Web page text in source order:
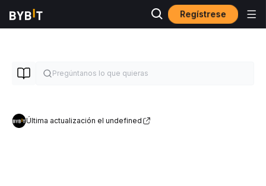
Regístrese
Última actualización el undefined